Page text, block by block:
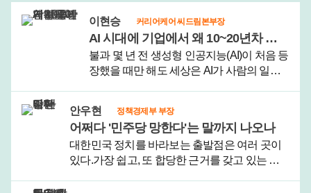
이현승 커리어케어 씨드림본부장
AI 시대에 기업에서 왜 10~20년차 중간간부들이 각광을 받게 됐을까
불과 몇 년 전 생성형 인공지능(AI)이 처음 등
장했을 때만 해도 세상은 AI가 사람의 일자
상 밖의 상황이 전개되고 있다.미국에서는
AI 도입 초기 대규모 감원을 실시했..
안우현 정책경제부 부장
어쩌다 '민주당 망한다'는 말까지 나오나
대한민국 정치를 바라보는 출발점은 여러 곳이
있다.가장 쉽고, 또 합당한 근거를 갖고 있는 출